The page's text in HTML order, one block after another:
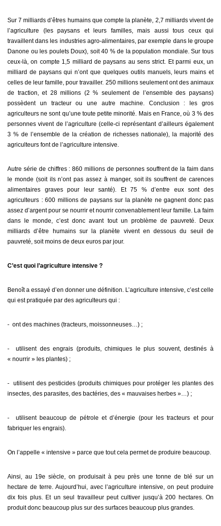
Sur 7 milliards d’êtres humains que compte la planète, 2,7 milliards vivent de
l’agriculture (les paysans et leurs familles, mais aussi tous ceux qui
travaillent dans les industries agro-alimentaires, par exemple dans le groupe
Danone ou les poulets Doux), soit 40 % de la population mondiale. Sur tous
ceux-là, on compte 1,5 milliard de paysans au sens strict. Et parmi eux, un
milliard de paysans qui n’ont que quelques outils manuels, leurs mains et
celles de leur famille, pour travailler. 250 millions seulement ont des animaux
de traction, et 28 millions (2 % seulement de l’ensemble des paysans)
possèdent un tracteur ou une autre machine. Conclusion : les gros
agriculteurs ne sont qu’une toute petite minorité. Mais en France, où 3 % des
personnes vivent de l’agriculture (celle-ci représentant d’ailleurs également
3 % de l’ensemble de la création de richesses nationale), la majorité des
agriculteurs font de l’agriculture intensive.
Autre série de chiffres : 860 millions de personnes souffrent de la faim dans
le monde (soit ils n’ont pas assez à manger, soit ils souffrent de carences
alimentaires graves pour leur santé). Et 75 % d’entre eux sont des
agriculteurs : 600 millions de paysans sur la planète ne gagnent donc pas
assez d’argent pour se nourrir et nourrir convenablement leur famille. La faim
dans le monde, c’est donc avant tout un problème de pauvreté. Deux
milliards d’être humains sur la planète vivent en dessous du seuil de
pauvreté, soit moins de deux euros par jour.
C’est quoi l’agriculture intensive ?
Benoît a essayé d’en donner une définition. L’agriculture intensive, c’est celle
qui est pratiquée par des agriculteurs qui :
⁃ ont des machines (tracteurs, moissonneuses…) ;
⁃ utilisent des engrais (produits, chimiques le plus souvent, destinés à
« nourrir » les plantes) ;
⁃ utilisent des pesticides (produits chimiques pour protéger les plantes des
insectes, des parasites, des bactéries, des « mauvaises herbes »…) ;
⁃ utilisent beaucoup de pétrole et d’énergie (pour les tracteurs et pour
fabriquer les engrais).
On l’appelle « intensive » parce que tout cela permet de produire beaucoup.
Ainsi, au 19e siècle, on produisait à peu près une tonne de blé sur un
hectare de terre. Aujourd’hui, avec l’agriculture intensive, on peut produire
dix fois plus. Et un seul travailleur peut cultiver jusqu’à 200 hectares. On
produit donc beaucoup plus sur des surfaces beaucoup plus grandes.